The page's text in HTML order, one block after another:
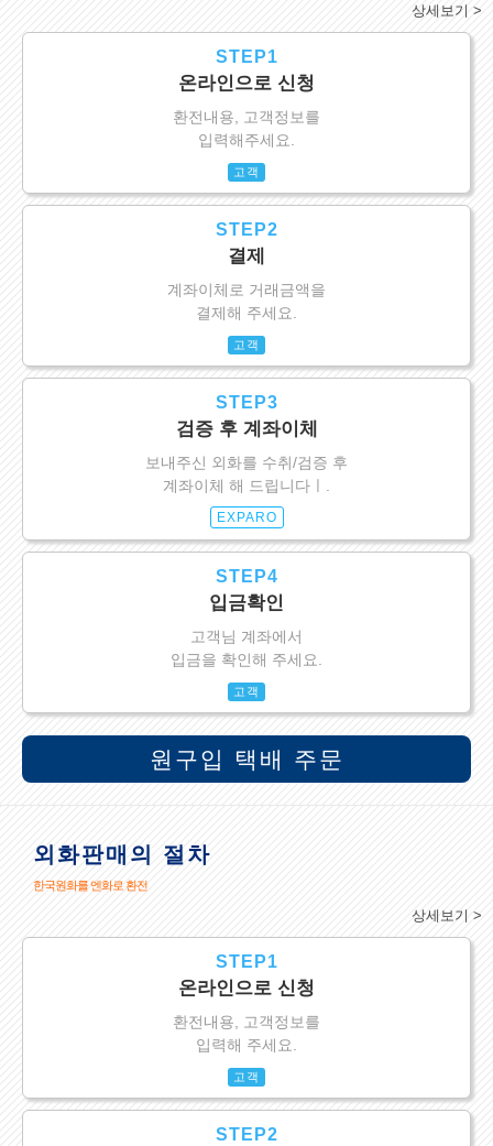
상세보기 >
STEP1
온라인으로 신청
환전내용, 고객정보를
입력해주세요.
고객
STEP2
결제
계좌이체로 거래금액을
결제해 주세요.
고객
STEP3
검증 후 계좌이체
보내주신 외화를 수취/검증 후
계좌이체 해 드립니다ㅣ.
EXPARO
STEP4
입금확인
고객님 계좌에서
입금을 확인해 주세요.
고객
원구입 택배 주문
외화판매의 절차
한국원화를 엔화로 환전
상세보기 >
STEP1
온라인으로 신청
환전내용, 고객정보를
입력해 주세요.
고객
STEP2